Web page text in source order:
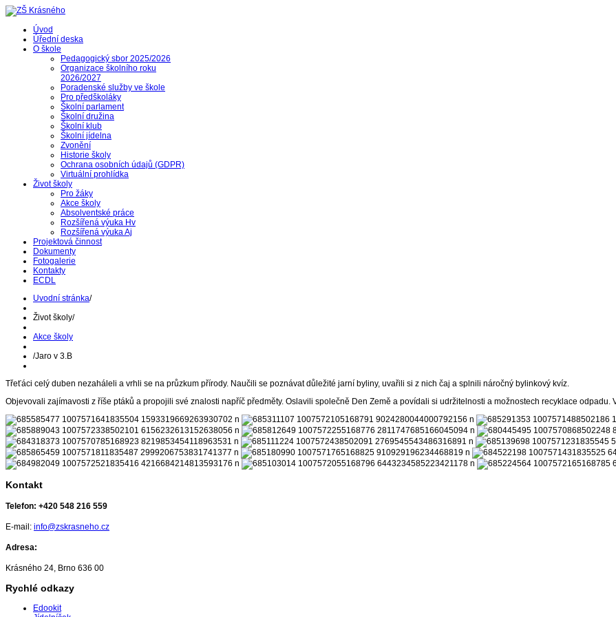
Úvod
Úřední deska
O škole
Pedagogický sbor 2025/2026
Organizace školního roku
2026/2027
Poradenské služby ve škole
Pro předškoláky
Školní parlament
Školní družina
Školní klub
Školní jídelna
Zvonění
Historie školy
Ochrana osobních údajů (GDPR)
Virtuální prohlídka
Život školy
Pro žáky
Akce školy
Absolventské práce
Rozšířená výuka Hv
Rozšířená výuka Aj
Projektová činnost
Dokumenty
Fotogalerie
Kontakty
ECDL
Uvodní stránka/
Život školy/
Akce školy
/Jaro v 3.B
Třeťáci celý duben nezaháleli a vrhli se na průzkum přírody. Naučili se poznávat důležité jarní byliny, uvařili si z nich čaj a splnili náročný bylinkový kvíz.
Objevovali zajímavosti z říše ptáků a propojili své znalosti napříč předměty. Oslavili společně Den Země a povídali si udržitelnosti a možnostech recyklace
Kontakt
Telefon: +420 548 216 559
E-mail: info@zskrasneho.cz
Adresa:
Krásného 24, Brno 636 00
Rychlé odkazy
Edookit